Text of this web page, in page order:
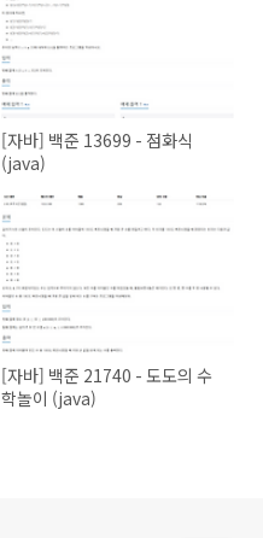
[자바] 백준 13699 - 점화식
(java)
[자바] 백준 21740 - 도도의 수
학놀이 (java)